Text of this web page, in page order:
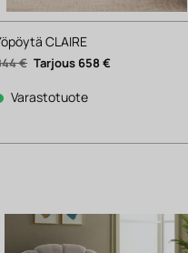
CLAIRE
€ Alkuperäinen
hinta
844 €.
658€
Varastotuote